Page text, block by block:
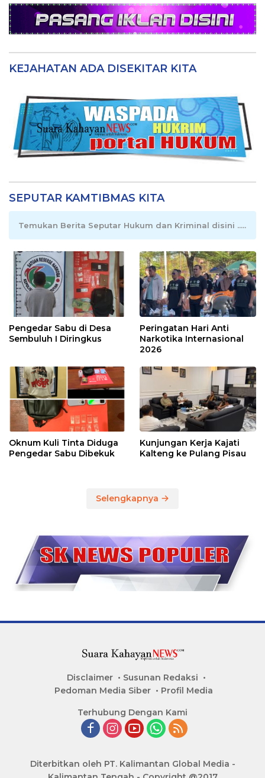
KEJAHATAN ADA DISEKITAR KITA
SEPUTAR KAMTIBMAS KITA
Temukan Berita Seputar Hukum dan Kriminal disini .....
Pengedar Sabu di Desa
Sembuluh I Diringkus
Peringatan Hari Anti
Narkotika Internasional
2026
Oknum Kuli Tinta Diduga
Pengedar Sabu Dibekuk
Kunjungan Kerja Kajati
Kalteng ke Pulang Pisau
Selengkapnya
Disclaimer
Susunan Redaksi
Pedoman Media Siber
Profil Media
Terhubung Dengan Kami
Diterbitkan oleh PT. Kalimantan Global Media -